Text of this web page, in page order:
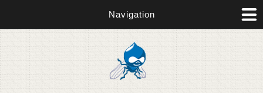
Navigation